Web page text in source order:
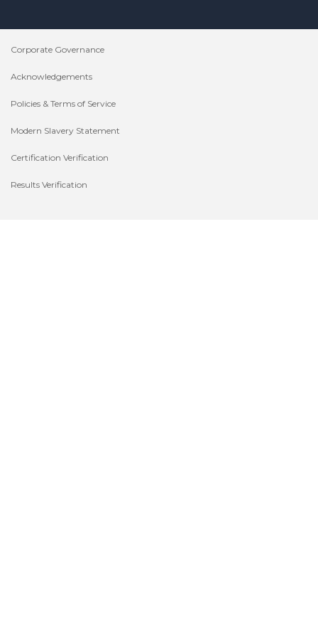
Corporate Governance
Acknowledgements
Policies & Terms of Service
Modern Slavery Statement
Certification Verification
Results Verification